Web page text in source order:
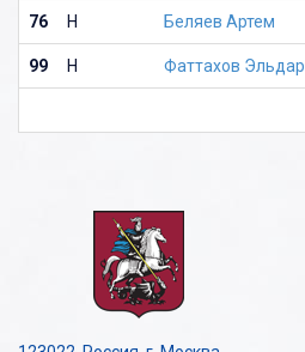
76 Н Беляев Артем
99 Н Фаттахов Эльдар